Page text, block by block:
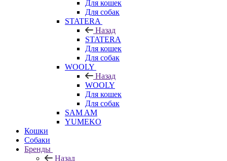
Для кошек
Для собак
STATERA
Назад
STATERA
Для кошек
Для собак
WOOLY
Назад
WOOLY
Для кошек
Для собак
SAM AM
YUMEKO
Кошки
Собаки
Бренды
Назад